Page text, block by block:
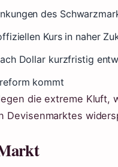
des
Kurs in naher
Dollar kurzfristig
kommt
die extreme Kluft,
Devisenmarktes